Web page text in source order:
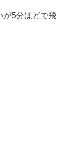
が5分ほどで飛